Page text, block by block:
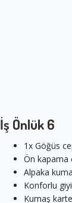
İş Önlük 6
1x Göğüs
Ön kapama
Alpaka
Konforlu
Kumaş